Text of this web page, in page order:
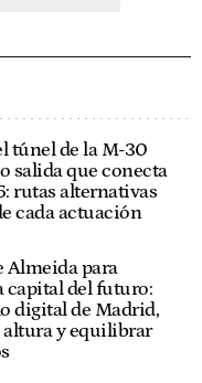
túnel de la M-30
salida que conecta
rutas alternativas
cada actuación
Almeida para
capital del futuro:
digital de Madrid,
altura y equilibrar